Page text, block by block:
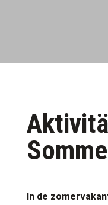
In de